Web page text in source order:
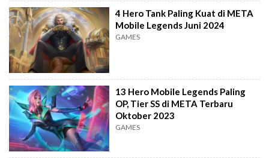
4 Hero Tank Paling Kuat di META
Mobile Legends Juni 2024
GAMES
13 Hero Mobile Legends Paling
OP, Tier SS di META Terbaru
Oktober 2023
GAMES